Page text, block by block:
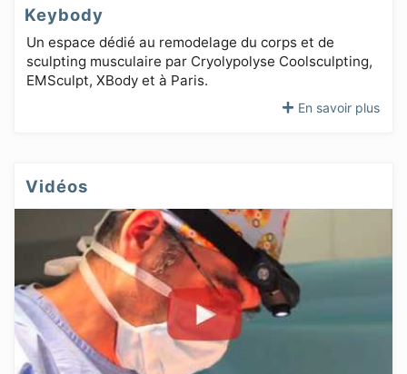
Keybody
Un espace dédié au remodelage du corps et de
sculpting musculaire par Cryolypolyse Coolsculpting,
EMSculpt, XBody et à Paris.
En savoir plus
Vidéos